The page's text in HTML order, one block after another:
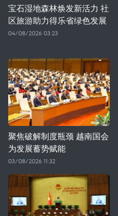
宝石湿地森林焕发新活力 社
区旅游助力得乐省绿色发展
04/08/2026 03:23
聚焦破解制度瓶颈 越南国会
为发展蓄势赋能
03/08/2026 11:32